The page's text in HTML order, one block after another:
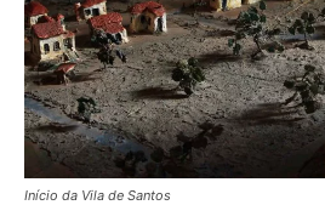
Início da Vila de Santos